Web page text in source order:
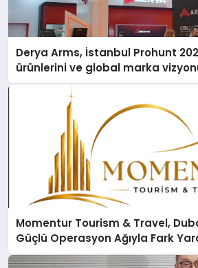
Derya Arms, İstanbul Prohunt
ürünlerini ve global marka
Momentur Tourism & Travel,
Güçlü Operasyon Ağıyla Fark